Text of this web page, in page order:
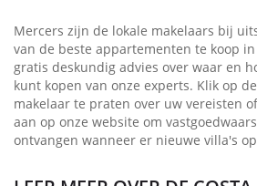
Mercers zijn de lokale makelaars bij
van de beste appartementen te koop
gratis deskundig advies over waar en
kunt kopen van onze experts. Klik op
makelaar te praten over uw vereisten
aan op onze website om
ontvangen wanneer er nieuwe villa's